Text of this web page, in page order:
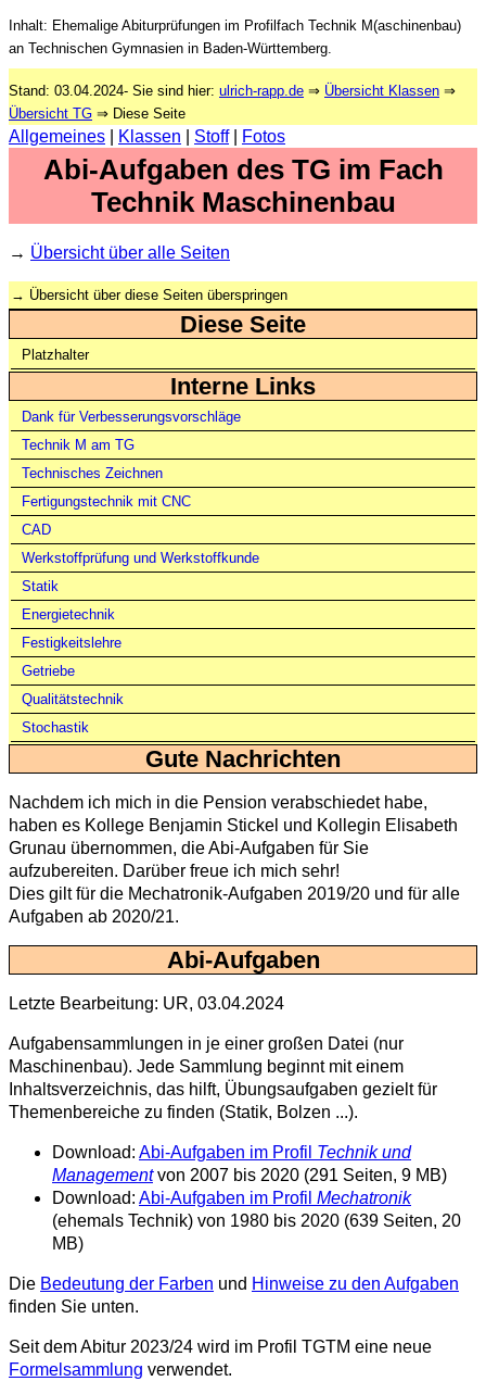
Inhalt: Ehemalige Abiturprüfungen im Profilfach Technik M(aschinenbau)
an Technischen Gymnasien in Baden-Württemberg.
Stand: 03.04.2024- Sie sind hier: ulrich-rapp.de ⇒ Übersicht Klassen ⇒
Übersicht TG ⇒ Diese Seite
Allgemeines Klassen Stoff| Fotos
Abi-Aufgaben des TG im Fach
Technik Maschinenbau
→ Übersicht über alle Seiten
→ Übersicht über diese Seiten überspringen
Diese Seite
Platzhalter
Interne Links
Dank für Verbesserungsvorschläge
Technik M am TG
Technisches Zeichnen
Fertigungstechnik mit CNC
CAD
Werkstoffprüfung und Werkstoffkunde
Statik
Energietechnik
Festigkeitslehre
Getriebe
Qualitätstechnik
Stochastik
Gute Nachrichten
Nachdem ich mich in die Pension verabschiedet habe,
haben es Kollege Benjamin Stickel und Kollegin Elisabeth
Grunau übernommen, die Abi-Aufgaben für Sie
aufzubereiten. Darüber freue ich mich sehr!
Dies gilt für die Mechatronik-Aufgaben 2019/20 und für alle
Aufgaben ab 2020/21.
Abi-Aufgaben
Letzte Bearbeitung: UR, 03.04.2024
Aufgabensammlungen in je einer großen Datei (nur
Maschinenbau). Jede Sammlung beginnt mit einem
Inhaltsverzeichnis, das hilft, Übungsaufgaben gezielt für
Themenbereiche zu finden (Statik, Bolzen ...).
Download: Abi-Aufgaben im Profil Technik und
Managementvon 2007 bis 2020 (291 Seiten, 9 MB)
Download: Abi-Aufgaben im Profil Mechatronik
(ehemals Technik) von 1980 bis 2020 (639 Seiten, 20
MB)
Die Bedeutung der Farben und Hinweise zu den Aufgaben
finden Sie unten.
Seit dem Abitur 2023/24 wird im Profil TGTM eine neue
Formelsammlung verwendet.